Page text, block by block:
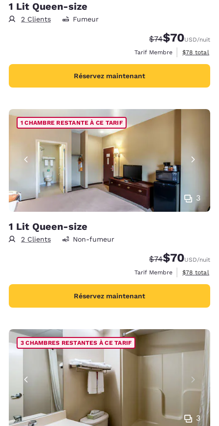
1 Lit Queen-size
2 Clients Fumeur
Tarif barré :
$74Tarif réduit :
$70USD/nuit
Tarif Membre
Afficher les
$78 total
Réservez maintenant
3
1 CHAMBRE RESTANTE À CE TARIF
1 Lit Queen-size
2 Clients Non-fumeur
Tarif barré :
$74Tarif réduit :
$70USD/nuit
Tarif Membre
Afficher les
$78 total
Réservez maintenant
3
3 CHAMBRES RESTANTES À CE TARIF